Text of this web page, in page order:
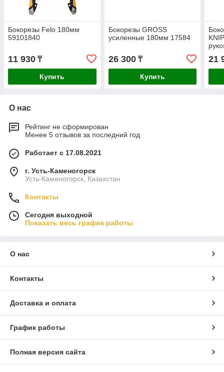
Бокорезы Felo 180мм
59101840
11 930 ₸
Купить
Бокорезы GROSS
усиленные 180мм 17584
26 300₸
Купить
21
О нас
Рейтинг не сформирован
Менее 5 отзывов за последний год
Работает с 17.08.2021
г. Усть-Каменогорск
Усть-Каменогорск, Казахстан
Контакты
Сегодня выходной
Показать весь график работы
О нас
Контакты
Доставка и оплата
График работы
Полная версия сайта